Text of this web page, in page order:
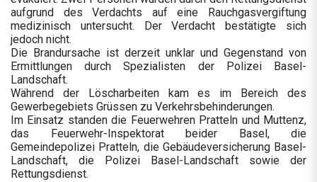
aufgrund des Verdachts auf eine Rauchgasvergiftung
medizinisch untersucht. Der Verdacht bestätigte sich
jedoch nicht.
Die Brandursache ist derzeit unklar und Gegenstand von
Ermittlungen durch Spezialisten der Polizei Basel-
Landschaft.
Während der Löscharbeiten kam es im Bereich des
Gewerbegebiets Grüssen zu Verkehrsbehinderungen.
Im Einsatz standen die Feuerwehren Pratteln und Muttenz,
das Feuerwehr-Inspektorat beider Basel, die
Gemeindepolizei Pratteln, die Gebäudeversicherung Basel-
Landschaft, die Polizei Basel-Landschaft sowie der
Rettungsdienst.